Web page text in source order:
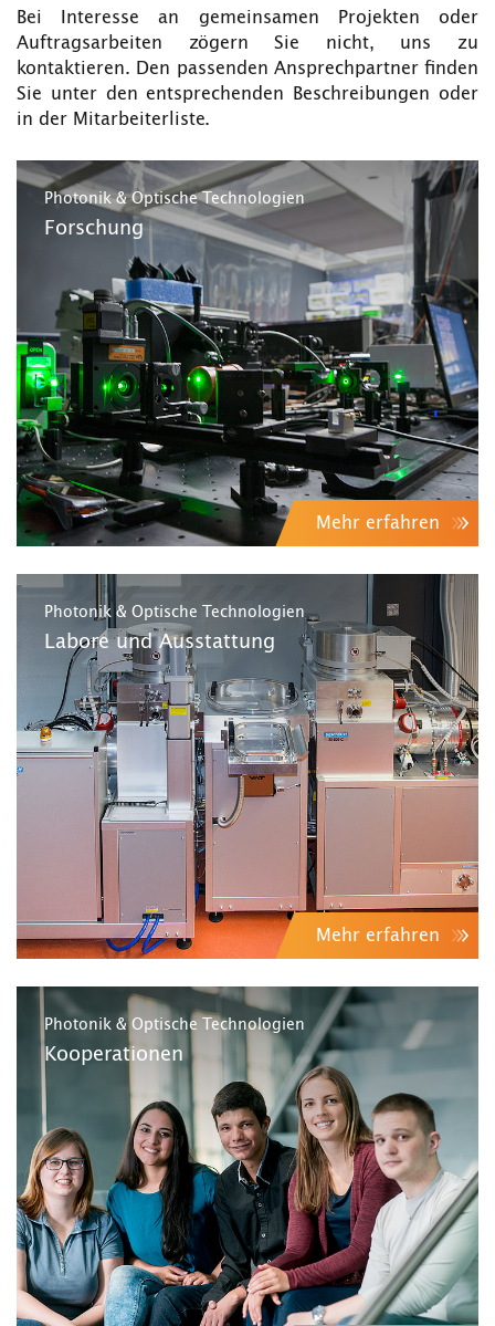
Bei Interesse an gemeinsamen Projekten oder
Auftragsarbeiten zögern Sie nicht, uns zu
kontaktieren. Den passenden Ansprechpartner finden
Sie unter den entsprechenden Beschreibungen oder
in der Mitarbeiterliste.
Photonik & Optische Technologien
Forschung
Mehr erfahren
Photonik & Optische Technologien
Labore und Ausstattung
Mehr erfahren
Photonik & Optische Technologien
Kooperationen